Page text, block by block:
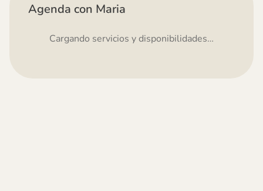
Agenda con Maria
Cargando servicios y disponibilidades…